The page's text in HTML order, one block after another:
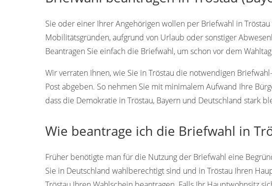
Sie oder einer Ihrer Angehörigen wollen per Briefwahl in Tröstau
Mobilitätsgründen, aufgrund von Urlaub oder sonstiger
Beantragen Sie einfach die Briefwahl, um schon vor dem
Wir verraten Ihnen, wie Sie in Tröstau die notwendigen
Post abgeben. So nehmen Sie mit minimalem Aufwand Ihre
dass die Demokratie in Tröstau, Bayern und Deutschland stark
Wie beantrage ich die Briefwahl in
Früher benötigte man für die Nutzung der Briefwahl eine
Sie in Deutschland wahlberechtigt sind und in Tröstau Ihren